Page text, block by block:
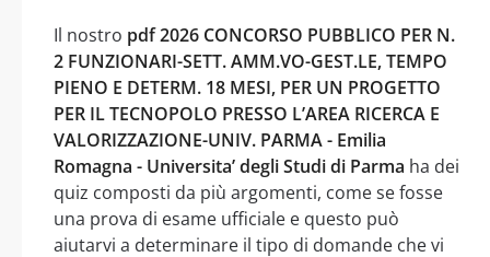
Il nostro pdf 2026 CONCORSO PUBBLICO PER N.
2 FUNZIONARI-SETT. AMM.VO-GEST.LE, TEMPO
PIENO E DETERM. 18 MESI, PER UN PROGETTO
PER IL TECNOPOLO PRESSO L’AREA RICERCA E
VALORIZZAZIONE-UNIV. PARMA - Emilia
Romagna - Universita’ degli Studi di Parma ha dei
quiz composti da più argomenti, come se fosse
una prova di esame ufficiale e questo può
aiutarvi a determinare il tipo di domande che vi